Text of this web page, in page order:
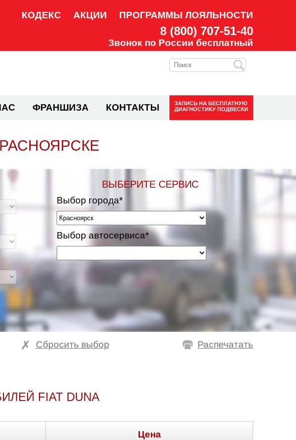
КОДЕКС АКЦИИ ПРОГРАММЫ ЛОЯЛЬНОСТИ
8 (800) 707-51-40
Звонок по России бесплатный
ФРАНШИЗА КОНТАКТЫ ЗАПИСЬ НА БЕСПЛАТНУЮ
ДИАГНОСТИКУ ПОДВЕСКИ
ВЫБЕРИТЕ СЕРВИС
Выбор города*
Выбор автосервиса*
Распечатать
Сбросить выбор
FIAT DUNA
Цена